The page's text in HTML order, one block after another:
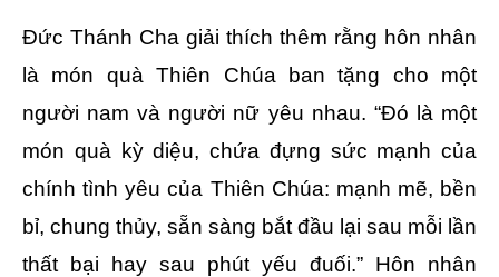
Đức Thánh Cha giải thích thêm rằng hôn nhân
là món quà Thiên Chúa ban tặng cho một
người nam và người nữ yêu nhau. “Đó là một
món quà kỳ diệu, chứa đựng sức mạnh của
chính tình yêu của Thiên Chúa: mạnh mẽ, bền
bỉ, chung thủy, sẵn sàng bắt đầu lại sau mỗi lần
thất bại hay sau phút yếu đuối.” Hôn nhân